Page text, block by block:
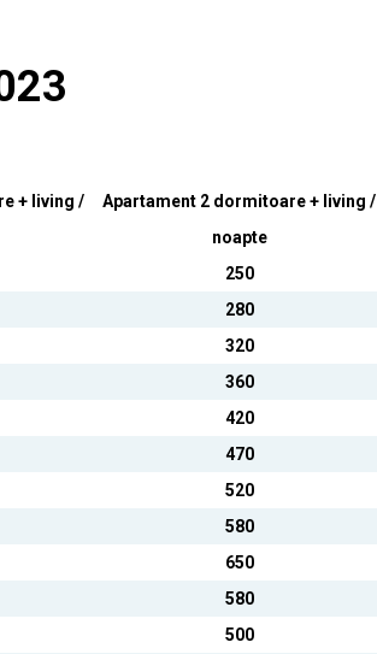
+ living /
Apartament 2 dormitoare + living /
noapte
250
280
320
360
420
470
520
580
650
580
500